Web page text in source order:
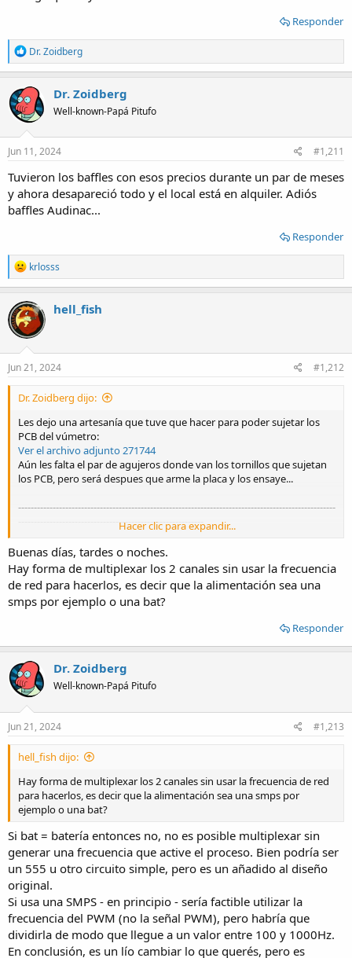
Responder
R
e
a
c
t
i
o
n
s
Dr. Zoidberg
Dr. Zoidberg
Well-known-Papá Pitufo
Jun 11, 2024 #1,211
Tuvieron los baffles con esos precios durante un par de meses
y ahora desapareció todo y el local está en alquiler. Adiós
baffles Audinac...
Responder
R
e
a
c
t
i
o
n
s
krlosss
hell_fish
Jun 21, 2024 #1,212
Dr. Zoidberg dijo:
Les dejo una artesanía que tuve que hacer para poder sujetar los
PCB del vúmetro:
Ver el archivo adjunto 271744
Aún les falta el par de agujeros donde van los tornillos que sujetan
los PCB, pero será despues que arme la placa y los ensaye...
-----------------------------------------------------------------------------------------------------
-----------------------------------------------------------
Dicen que lo prometido es deuda, así que como T.I. parece haber
discontinuado los chips LM3915 y LM3916 acá les dejo un vúmetro
que usa el LM3914 y un amplificador logarítimico (o eso parece)
para conformar los valores de potencia. Parece que también tiene
algo tipo peak-hold y multiplexa los canales con los 50Hz de la línea.
yo tenía casi 17 años y con este artículo me fuí de viaje astral....
Que les aproveche
Ver el archivo adjunto 271746
Ver el archivo adjunto 271747
Ver el archivo adjunto 271749
Ver el archivo adjunto 271750
Espero que le sea útil al amigo
que no consigue los chips.
Si lo evalúa y le gusta, hace un PCB y lo dona al foro habrán varios
que se tirarán gases de colores!!!
Hacer clic para expandir...
Buenas días, tardes o noches.
Hay forma de multiplexar los 2 canales sin usar la frecuencia
de red para hacerlos, es decir que la alimentación sea una
smps por ejemplo o una bat?
Responder
Dr. Zoidberg
Well-known-Papá Pitufo
Jun 21, 2024 #1,213
hell_fish dijo:
Hay forma de multiplexar los 2 canales sin usar la frecuencia de red
para hacerlos, es decir que la alimentación sea una smps por
ejemplo o una bat?
Si bat = batería entonces no, no es posible multiplexar sin
generar una frecuencia que active el proceso. Bien podría ser
un 555 u otro circuito simple, pero es un añadido al diseño
original.
Si usa una SMPS - en principio - sería factible utilizar la
frecuencia del PWM (no la señal PWM), pero habría que
dividirla de modo que llegue a un valor entre 100 y 1000Hz.
En conclusión, es un lío cambiar lo que querés, pero es